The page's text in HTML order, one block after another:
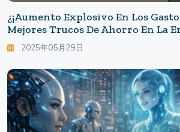
¿¡Aumento Explosivo En Los
Mejores Trucos De Ahorro En La
Inflación Y La Devaluación Del Yen
2025年05月29日